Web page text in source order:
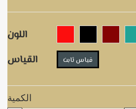
اللون
القياس
قياس ثابت
الكمية